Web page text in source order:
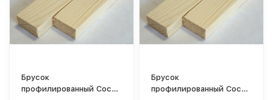
Брусок
профилированный Сосна
Брусок
профилированный Сосна